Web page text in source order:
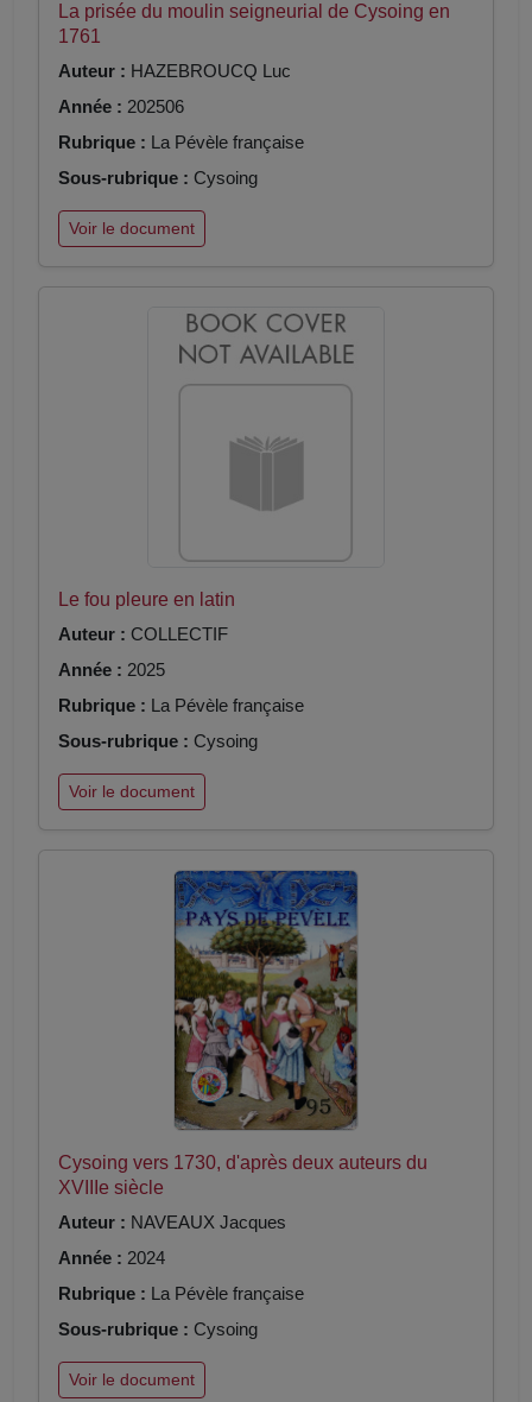
La prisée du moulin seigneurial de Cysoing en
1761
Auteur : HAZEBROUCQ Luc
Année : 202506
Rubrique : La Pévèle française
Sous-rubrique : Cysoing
Voir le document
Le fou pleure en latin
Auteur : COLLECTIF
Année : 2025
Rubrique : La Pévèle française
Sous-rubrique : Cysoing
Voir le document
Cysoing vers 1730, d'après deux auteurs du
XVIIIe siècle
Auteur : NAVEAUX Jacques
Année : 2024
Rubrique : La Pévèle française
Sous-rubrique : Cysoing
Voir le document